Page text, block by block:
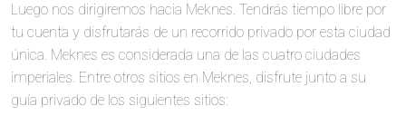
Luego nos dirigiremos hacia Meknes. Tendrás tiempo libre por
tu cuenta y disfrutarás de un recorrido privado por esta ciudad
única. Meknes es considerada una de las cuatro ciudades
imperiales. Entre otros sitios en Meknes, disfrute junto a su
guía privado de los siguientes sitios: